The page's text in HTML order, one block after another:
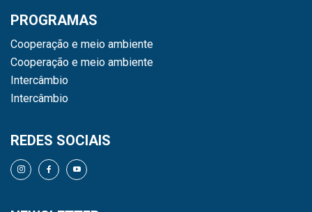
PROGRAMAS
Cooperação e meio ambiente
Cooperação e meio ambiente
Intercâmbio
Intercâmbio
REDES SOCIAIS